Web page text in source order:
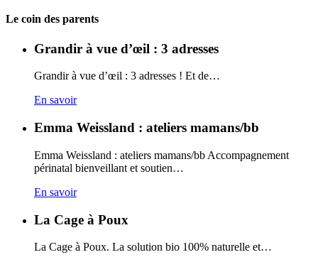
Carto
Le coin des parents
Grandir à vue d’œil : 3 adresses
Grandir à vue d’œil : 3 adresses ! Et de…
En savoir
Emma Weissland : ateliers mamans/bb
Emma Weissland : ateliers mamans/bb Accompagnement
périnatal bienveillant et soutien…
En savoir
La Cage à Poux
La Cage à Poux. La solution bio 100% naturelle et…